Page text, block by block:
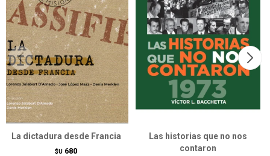
La dictadura desde Francia
$U 680
Las historias que no nos
contaron